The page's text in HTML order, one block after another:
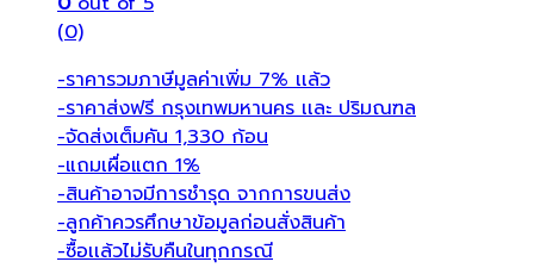
(0)
-ราคารวมภาษีมูลค่าเพิ่ม 7% เเล้ว
-ราคาส่งฟรี กรุงเทพมหานคร เเละ ปริมณฑล
-จัดส่งเต็มคัน 1,330 ก้อน
-แถมเผื่อแตก 1%
-สินค้าอาจมีการชำรุด จากการขนส่ง
-ลูกค้าควรศึกษาข้อมูลก่อนสั่งสินค้า
-ซื้อเเล้วไม่รับคืนในทุกกรณี